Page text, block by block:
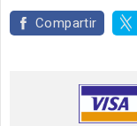
Compartir